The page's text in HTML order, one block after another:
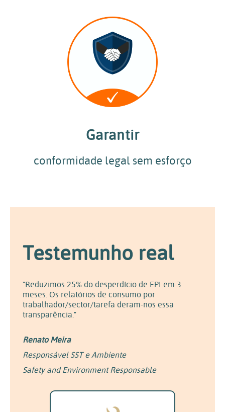
Garantir
conformidade legal sem esforço
Testemunho real
"Reduzimos 25% do desperdício de EPI em 3
meses. Os relatórios de consumo por
trabalhador/sector/tarefa deram-nos essa
transparência."
Renato Meira
Responsável SST e Ambiente
Safety and Environment Responsable